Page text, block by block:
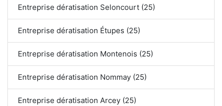
Entreprise dératisation Seloncourt (25)
Entreprise dératisation Étupes (25)
Entreprise dératisation Montenois (25)
Entreprise dératisation Nommay (25)
Entreprise dératisation Arcey (25)